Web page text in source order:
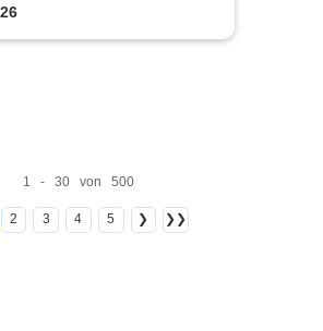
präsentieren
1 - 30 von 500
2 3 4 5 ❯ ❯❯